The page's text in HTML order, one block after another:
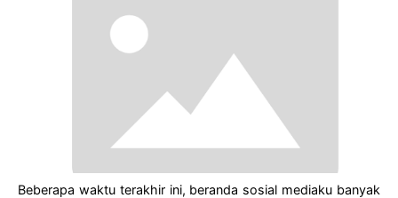
Beberapa waktu terakhir ini, beranda sosial mediaku banyak